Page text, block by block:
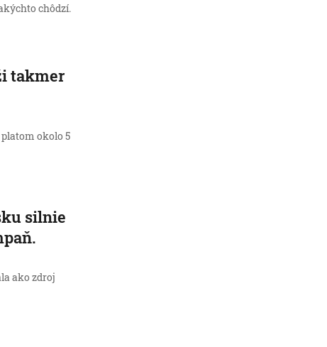
chôdzí.
takmer
okolo 5
silnie
ako zdroj